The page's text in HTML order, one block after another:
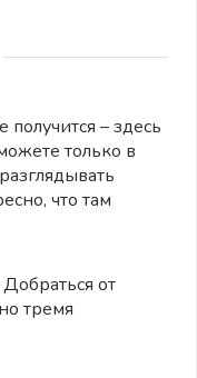
получится – здесь
только в
что там
Добраться от
тремя